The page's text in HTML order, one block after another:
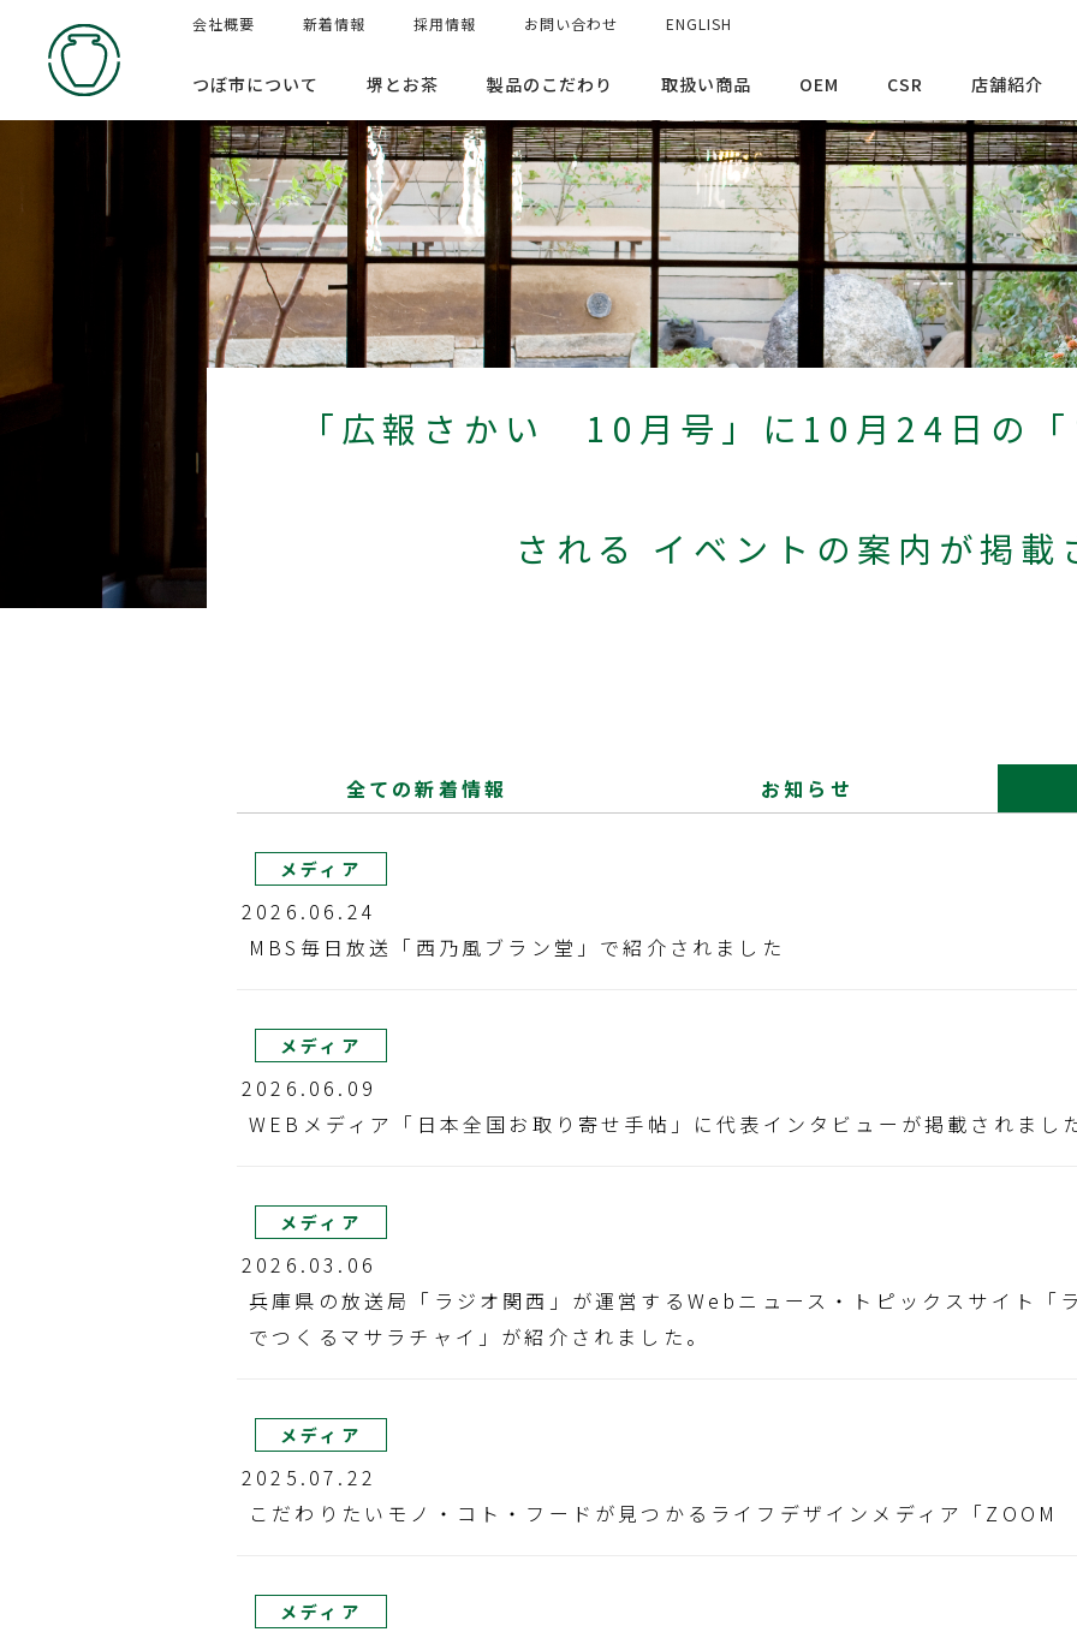
会社概要 新着情報 採用情報 お問い合わせ ENGLISH
つぼ市について 堺とお茶 製品のこだわり 取扱い商品 OEM CSR 店舗紹介
「広報さかい 10月号」に10月24日の「
される イベントの案内が掲載
全ての新着情報 お知らせ
メディア
2026.06.24
MBS毎日放送「西乃風ブラン堂」で紹介されました
メディア
2026.06.09
WEBメディア「日本全国お取り寄せ手帖」に代表インタビューが掲載されまし
メディア
2026.03.06
兵庫県の放送局「ラジオ関西」が運営するWebニュース・トピックスサイト「
でつくるマサラチャイ」が紹介されました。
メディア
2025.07.22
こだわりたいモノ・コト・フードが見つかるライフデザインメディア「
メディア